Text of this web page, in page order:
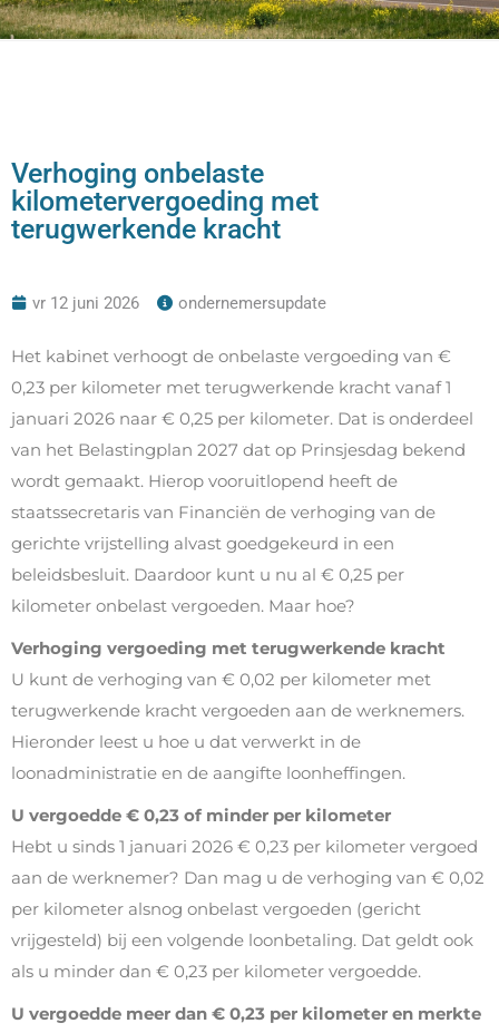
Verhoging onbelaste
kilometervergoeding met
terugwerkende kracht
vr 12 juni 2026 ondernemersupdate
Het kabinet verhoogt de onbelaste vergoeding van €
0,23 per kilometer met terugwerkende kracht vanaf 1
januari 2026 naar € 0,25 per kilometer. Dat is onderdeel
van het Belastingplan 2027 dat op Prinsjesdag bekend
wordt gemaakt. Hierop vooruitlopend heeft de
staatssecretaris van Financiën de verhoging van de
gerichte vrijstelling alvast goedgekeurd in een
beleidsbesluit. Daardoor kunt u nu al € 0,25 per
kilometer onbelast vergoeden. Maar hoe?
Verhoging vergoeding met terugwerkende kracht
U kunt de verhoging van € 0,02 per kilometer met
terugwerkende kracht vergoeden aan de werknemers.
Hieronder leest u hoe u dat verwerkt in de
loonadministratie en de aangifte loonheffingen.
U vergoedde € 0,23 of minder per kilometer
Hebt u sinds 1 januari 2026 € 0,23 per kilometer vergoed
aan de werknemer? Dan mag u de verhoging van € 0,02
per kilometer alsnog onbelast vergoeden (gericht
vrijgesteld) bij een volgende loonbetaling. Dat geldt ook
als u minder dan € 0,23 per kilometer vergoedde.
U vergoedde meer dan € 0,23 per kilometer en merkte